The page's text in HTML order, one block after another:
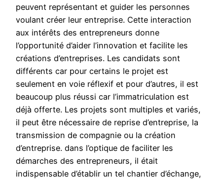
peuvent représentant et guider les personnes
voulant créer leur entreprise. Cette interaction
aux intérêts des entrepreneurs donne
l’opportunité d’aider l’innovation et facilite les
créations d’entreprises. Les candidats sont
différents car pour certains le projet est
seulement en voie réflexif et pour d’autres, il est
beaucoup plus réussi car l’immatriculation est
déjà offerte. Les projets sont multiples et variés,
il peut être nécessaire de reprise d’entreprise, la
transmission de compagnie ou la création
d’entreprise. dans l’optique de faciliter les
démarches des entrepreneurs, il était
indispensable d’établir un tel chantier d’échange,